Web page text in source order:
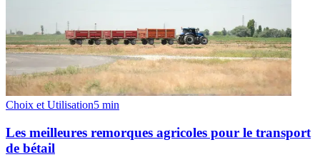
Choix et Utilisation5 min
Les meilleures remorques agricoles pour le transport
de bétail